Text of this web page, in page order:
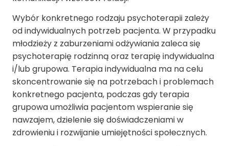
Wybór konkretnego rodzaju psychoterapii zależy
od indywidualnych potrzeb pacjenta. W przypadku
młodzieży z zaburzeniami odżywiania zaleca się
psychoterapię rodzinną oraz terapię indywidualna
i/lub grupowa. Terapia indywidualna ma na celu
skoncentrowanie się na potrzebach i problemach
konkretnego pacjenta, podczas gdy terapia
grupowa umożliwia pacjentom wspieranie się
nawzajem, dzielenie się doświadczeniami w
zdrowieniu i rozwijanie umiejętności społecznych.